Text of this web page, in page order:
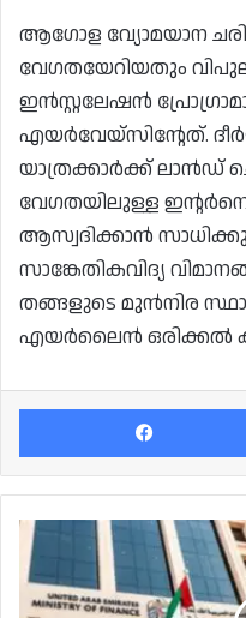
ആഗോള വ്യോമയാന
വേഗതയേറിയതും
ഇൻസ്റ്റലേഷൻ
എയർവേയ്‌സിന്റേത്.
യാത്രക്കാർക്ക് ലാൻഡ്
വേഗതയിലുള്ള
ആസ്വദിക്കാൻ
സാങ്കേതികവിദ്യ
തങ്ങളുടെ മുൻനിര
എയർലൈൻ ഒരിക്കൽ
യുഎഇയിൽ
കമ്പനികൾക്ക്
'ദേശീയ
പദവി';